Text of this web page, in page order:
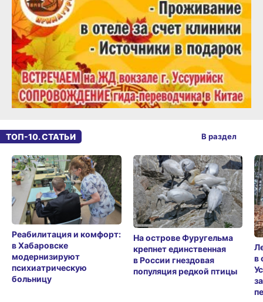
ТОП-10. СТАТЬИ
Реабилитация и комфорт:
в Хабаровске
модернизируют
психиатрическую
больницу
На острове Фуругельма
крепнет единственная
в России гнездовая
популяция редкой птицы
в
В раздел